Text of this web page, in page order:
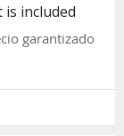
included
garantizado